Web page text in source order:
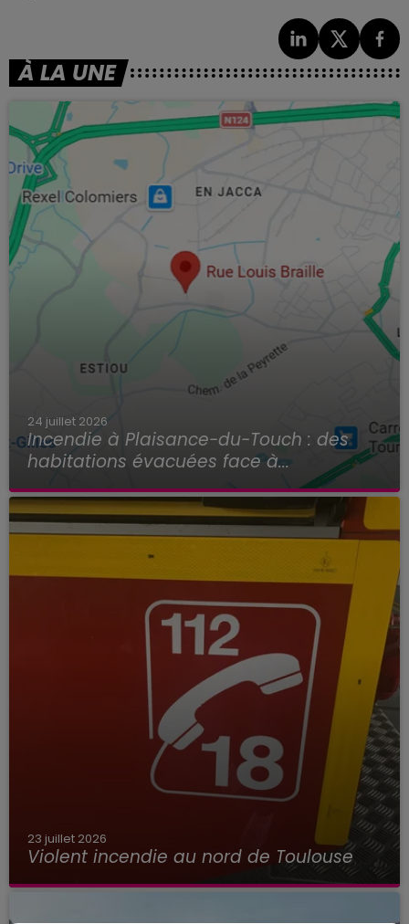
À LA UNE
24 juillet 2026
Incendie à Plaisance-du-Touch : des
habitations évacuées face à...
23 juillet 2026
Violent incendie au nord de Toulouse